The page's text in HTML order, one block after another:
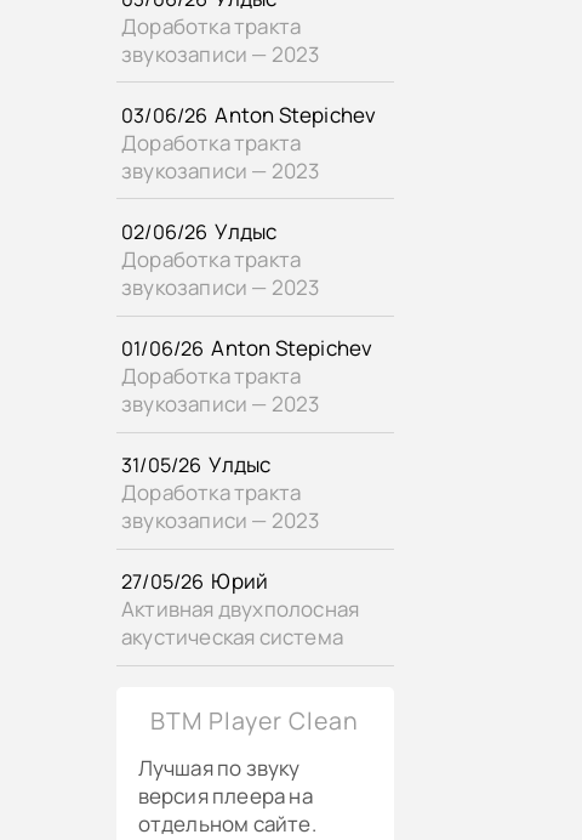
Доработка тракта
звукозаписи — 2023
03/06/26 Anton Stepichev
Доработка тракта
звукозаписи — 2023
02/06/26 Улдыс
Доработка тракта
звукозаписи — 2023
01/06/26 Anton Stepichev
Доработка тракта
звукозаписи — 2023
31/05/26 Улдыс
Доработка тракта
звукозаписи — 2023
27/05/26 Юрий
Активная двухполосная
акустическая система
BTM Player Clean
Лучшая по звуку
версия плеера на
отдельном сайте.